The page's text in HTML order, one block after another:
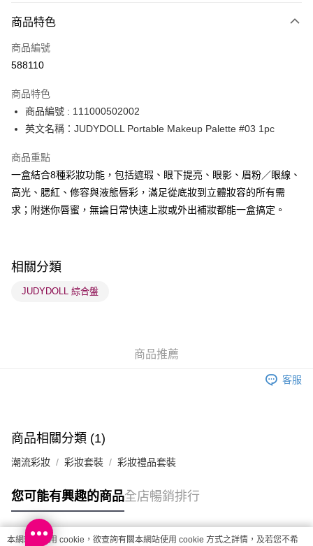
信用卡
Apple Pay
PayMe
WeChat Pay
BoC Pay
送貨方式
順豐自助櫃 - 確認發貨後1-3個工作天送達
順豐站及營業點 - 確認發貨後1-3個工作天送達
(澳門門市) 只顯示可選門市。確認發貨後2-5個工作天到店，3天內
取。逾期會取消訂單，並不會安排重寄
每筆HK$20.00，滿HK$100.00或以上免運費
澳門地區配送 - 確認發貨後1-4個工作天送達
商品特色
商品編號
588110
商品特色
商品編號 : 111000502002
英文名稱：JUDYDOLL Portable Makeup Palette #03 1pc
商品重點
一盒結合8種彩妝功能，包括遮瑕、眼下提亮、眼影、眉粉／眼線、
高光、腮紅、修容與液態唇彩，滿足從底妝到立體妝容的所有需
求；附迷你唇蜜，無論日常快速上妝或外出補妝都能一盒搞定。
相關分類
JUDYDOLL 綜合盤
商品推薦
客服
商品相關分類 (1)
潮流彩妝 彩妝套裝 彩妝禮品套裝
您可能有興趣的商品全店暢銷排行
本網站中使用 cookie，欲查詢有關本網站使用 cookie 方式之詳情，及若您不希